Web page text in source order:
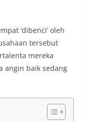
‘dibenci’ oleh
tersebut
mereka
angin baik sedang